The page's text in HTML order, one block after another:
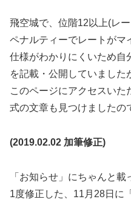
飛空城で、位階12以上(レ
ペナルティーでレートがマ
仕様がわかりにくいため自
を記載・公開していました
このページにアクセスいた
式の文章も見つけましたの
(2019.02.02 加筆修正)
「お知らせ」にちゃんと
1度修正した、11月28日に